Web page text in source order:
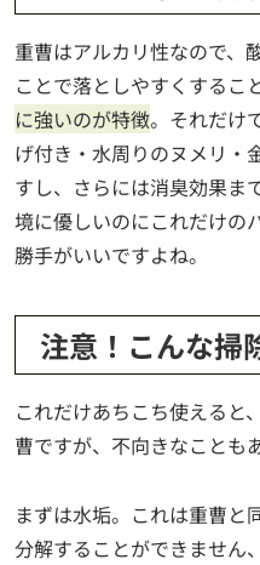
重曹はアルカリ性なので、
ことで落としやすくするこ
に強いのが特徴。それだけ
げ付き・水周りのヌメリ・
すし、さらには消臭効果ま
境に優しいのにこれだけの
勝手がいいですよね。
注意！こんな掃
これだけあちこち使えると
曹ですが、不向きなことも
まずは水垢。これは重曹と
分解することができません